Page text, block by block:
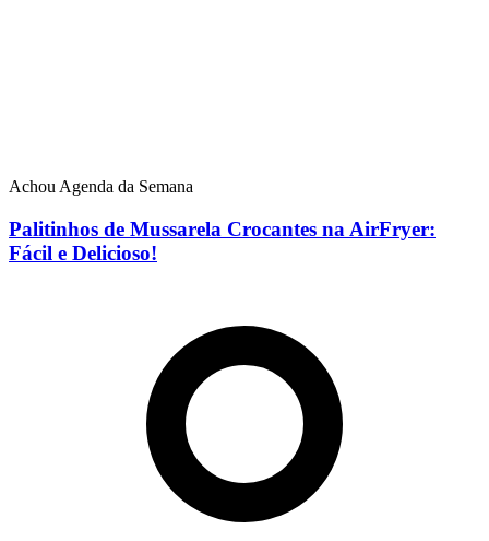
Achou Agenda da Semana
Palitinhos de Mussarela Crocantes na AirFryer:
Fácil e Delicioso!